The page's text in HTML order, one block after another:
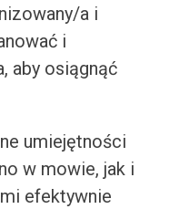
a i
i
aby osiągnąć
umiejętności
w mowie, jak i
efektywnie